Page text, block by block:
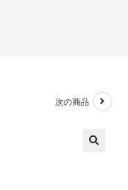
次の商品